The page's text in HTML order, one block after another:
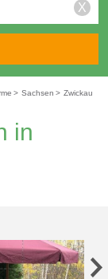
X
> Sachsen > Zwickau
in